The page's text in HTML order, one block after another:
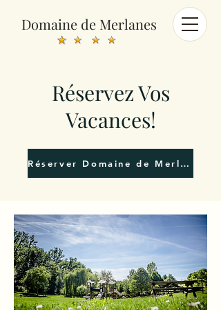
Domaine de Merlanes
Réservez Vos
Vacances!
Réserver Domaine de Merlanes